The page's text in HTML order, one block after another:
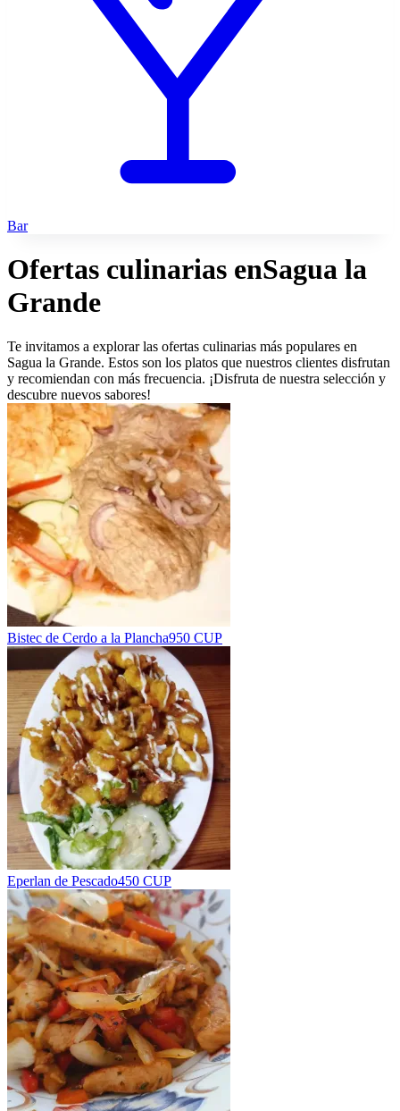
Bar
Ofertas culinarias enSagua la
Grande
Te invitamos a explorar las ofertas culinarias más populares en
Sagua la Grande. Estos son los platos que nuestros clientes disfrutan
y recomiendan con más frecuencia. ¡Disfruta de nuestra selección y
descubre nuevos sabores!
Bistec de Cerdo a la Plancha950 CUP
Eperlan de Pescado450 CUP